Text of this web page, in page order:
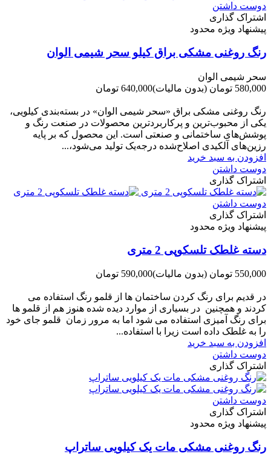
دوست داشتن
اشتراک گذاری
پیشنهاد ویژه محدود
رنگ روغنی مشکی براق کیلو سحر شیمی الوان
سحر شیمی الوان
580,000 تومان
(بدون مالیات)640,000 تومان
رنگ روغنی مشکی براق «سحر شیمی الوان» در بسته‌بندی کیلویی،
یکی از محبوب‌ترین و پرکاربردترین محصولات در صنعت رنگ و
پوشش‌های ساختمانی و صنعتی است. این محصول که بر پایه
رزین‌های آلکیدی اصلاح‌شده درجه‌یک تولید می‌شود،...
افزودن به سبد خرید
دوست داشتن
اشتراک گذاری
دوست داشتن
اشتراک گذاری
پیشنهاد ویژه محدود
دسته غلطک تلسکوپی 2 متری
550,000 تومان (بدون مالیات)590,000 تومان
در قدیم برای رنگ کردن ساختمان ها از قلمو رنگ استفاده می
کردند و همچنین در بسیاری از موارد دیده شده هنوز هم از قلمو ها
برای رنگ آمیزی استفاده می شود اما به مرور زمان قلمو جای خود
را به غلطک داده است زیرا با استفاده...
افزودن به سبد خرید
دوست داشتن
اشتراک گذاری
دوست داشتن
اشتراک گذاری
پیشنهاد ویژه محدود
رنگ روغنی مشکی مات یک کیلویی ساتراپ